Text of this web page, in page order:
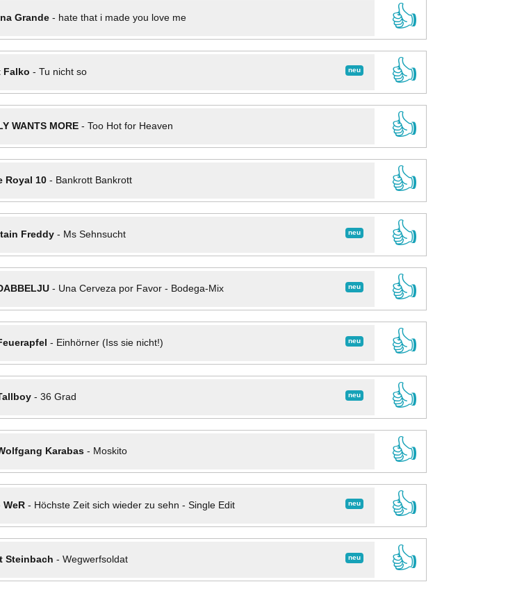
Grande- hate that i made you love me
👍
neu
Falko - Tu nicht so
👍
WANTS MORE- Too Hot for Heaven
👍
Royal 10- Bankrott Bankrott
👍
neu
Freddy- Ms Sehnsucht
👍
neu
- Una Cerveza por Favor - Bodega-Mix
👍
neu
- Einhörner (Iss sie nicht!)
👍
neu
- 36 Grad
👍
Karabas- Moskito
👍
neu
WeR- Höchste Zeit sich wieder zu sehn - Single Edit
👍
neu
Steinbach - Wegwerfsoldat
👍